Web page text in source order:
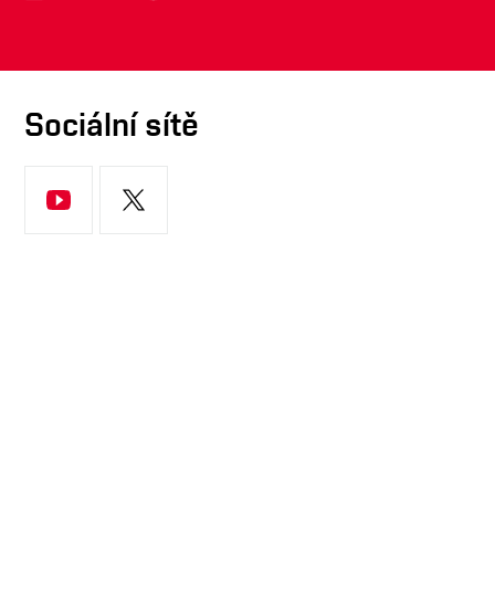
Sociální sítě